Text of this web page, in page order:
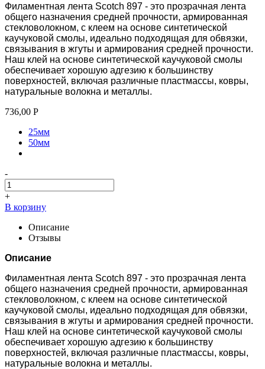
Филаментная лента Scotch 897 - это прозрачная лента
общего назначения средней прочности, армированная
стекловолокном, с клеем на основе синтетической
каучуковой смолы, идеально подходящая для обвязки,
связывания в жгуты и армирования средней прочности.
Наш клей на основе синтетической каучуковой смолы
обеспечивает хорошую адгезию к большинству
поверхностей, включая различные пластмассы, ковры,
натуральные волокна и металлы.
736,00 Р
25мм
50мм
-
+
В корзину
Описание
Отзывы
Описание
Филаментная лента Scotch 897 - это прозрачная лента
общего назначения средней прочности, армированная
стекловолокном, с клеем на основе синтетической
каучуковой смолы, идеально подходящая для обвязки,
связывания в жгуты и армирования средней прочности.
Наш клей на основе синтетической каучуковой смолы
обеспечивает хорошую адгезию к большинству
поверхностей, включая различные пластмассы, ковры,
натуральные волокна и металлы.